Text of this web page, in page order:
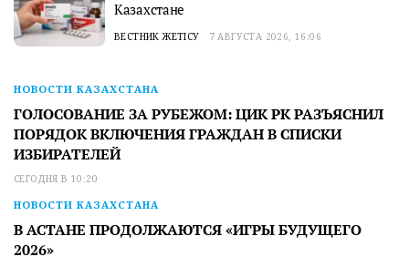
Казахстане
ВЕСТНИК ЖЕТІСУ 7 АВГУСТА 2026, 16:06
НОВОСТИ КАЗАХСТАНА
ГОЛОСОВАНИЕ ЗА РУБЕЖОМ: ЦИК РК РАЗЪЯСНИЛ
ПОРЯДОК ВКЛЮЧЕНИЯ ГРАЖДАН В СПИСКИ
ИЗБИРАТЕЛЕЙ
СЕГОДНЯ В 10:20
НОВОСТИ КАЗАХСТАНА
В АСТАНЕ ПРОДОЛЖАЮТСЯ «ИГРЫ БУДУЩЕГО
2026»